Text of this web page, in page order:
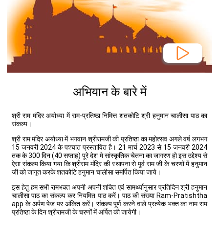
अभियान के बारे में
श्री राम मंदिर अयोध्या में राम-प्रतिष्ठा निमित्त शतकोटि श्री हनुमान चालीसा पाठ का
संकल्प।
श्री राम मंदिर अयोध्या में भगवान श्रीरामजी की प्रतिष्ठा का महोत्सव अगले वर्ष लगभग
15 जनवरी 2024 के पश्चात प्रस्तावित है। 21 मार्च 2023 से 15 जनवरी 2024
तक के 300 दिन (40 सप्ताह) पूरे देश मे सांस्कृतिक चेतना का जागरण हो इस उद्देश्य से
ऐसा संकल्प किया गया कि श्रीराम मंदिर की स्थापना से पूर्व राम जी के चरणों में हनुमान
जी को जागृत करके शतकोटि हनुमान चालीसा समर्पित किया जाये।
इस हेतु हम सभी रामभक्त अपनी अपनी शक्ति एवं सामर्थ्यानुसार प्रतिदिन श्री हनुमान
चालीसा पाठ का संकल्प कर नियमित पाठ करें। पाठ की संख्या Ram-Pratishtha
app के अर्पण पेज पर अंकित करें। संकल्प पूर्ण करने वाले प्रत्येक भक्त का नाम राम
प्रतिष्ठा के दिन श्रीरामजी के चरणों में अर्पित की जायेगी।